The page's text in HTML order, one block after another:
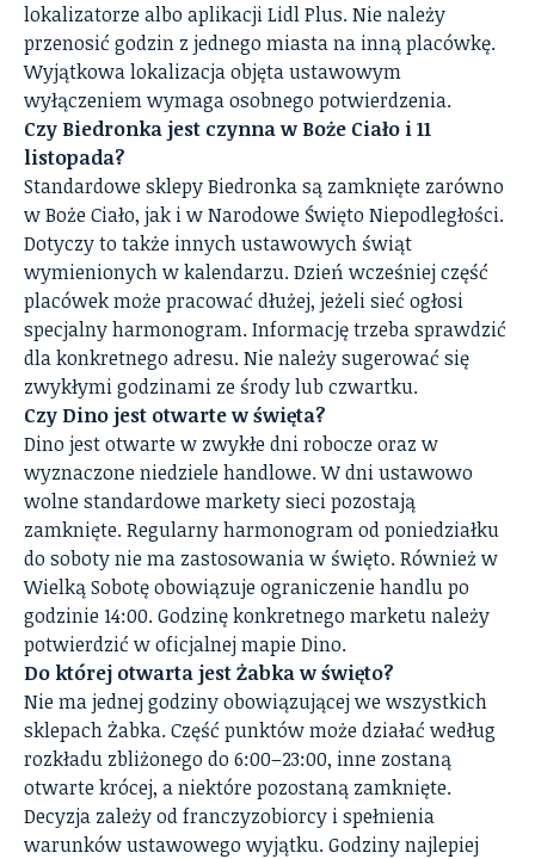
lokalizatorze albo aplikacji Lidl Plus. Nie należy
przenosić godzin z jednego miasta na inną placówkę.
Wyjątkowa lokalizacja objęta ustawowym
wyłączeniem wymaga osobnego potwierdzenia.
Czy Biedronka jest czynna w Boże Ciało i 11
listopada?
Standardowe sklepy Biedronka są zamknięte zarówno
w Boże Ciało, jak i w Narodowe Święto Niepodległości.
Dotyczy to także innych ustawowych świąt
wymienionych w kalendarzu. Dzień wcześniej część
placówek może pracować dłużej, jeżeli sieć ogłosi
specjalny harmonogram. Informację trzeba sprawdzić
dla konkretnego adresu. Nie należy sugerować się
zwykłymi godzinami ze środy lub czwartku.
Czy Dino jest otwarte w święta?
Dino jest otwarte w zwykłe dni robocze oraz w
wyznaczone niedziele handlowe. W dni ustawowo
wolne standardowe markety sieci pozostają
zamknięte. Regularny harmonogram od poniedziałku
do soboty nie ma zastosowania w święto. Również w
Wielką Sobotę obowiązuje ograniczenie handlu po
godzinie 14:00. Godzinę konkretnego marketu należy
potwierdzić w oficjalnej mapie Dino.
Do której otwarta jest Żabka w święto?
Nie ma jednej godziny obowiązującej we wszystkich
sklepach Żabka. Część punktów może działać według
rozkładu zbliżonego do 6:00–23:00, inne zostaną
otwarte krócej, a niektóre pozostaną zamknięte.
Decyzja zależy od franczyzobiorcy i spełnienia
warunków ustawowego wyjątku. Godziny najlepiej